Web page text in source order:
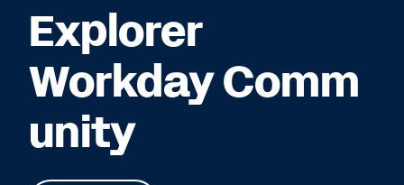
Explorer
Workday Comm
unity